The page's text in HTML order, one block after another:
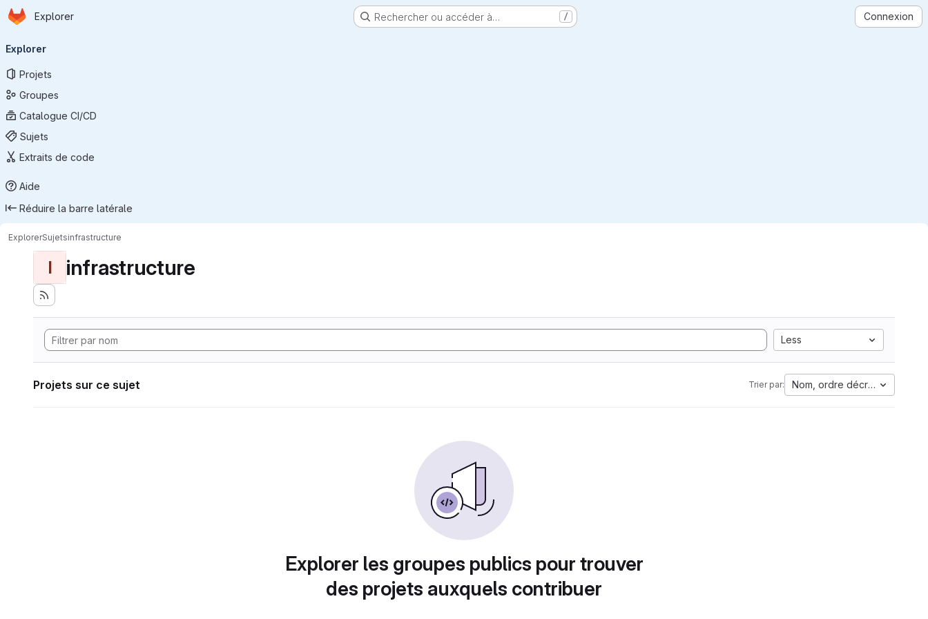
Passer au contenu principal
Page d'accueil
Explorer Rechercher ou accéder à… / Connexion
principale
Explorer
Projets
Groupes
Catalogue CI/CD
Sujets
Extraits de code
Aide
Réduire la barre latérale
ExplorerSujetsinfrastructure
I infrastructure
Less
Projets sur ce sujet Trier par: Nom, ordre décroissant
Explorer les groupes publics pour trouver
des projets auxquels contribuer